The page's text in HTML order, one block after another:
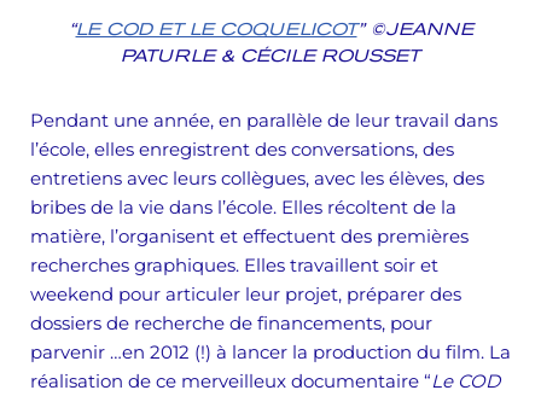
“LE COD ET LE COQUELICOT” ©JEANNE
PATURLE & CÉCILE ROUSSET
Pendant une année, en parallèle de leur travail dans
l’école, elles enregistrent des conversations, des
entretiens avec leurs collègues, avec les élèves, des
bribes de la vie dans l’école. Elles récoltent de la
matière, l’organisent et effectuent des premières
recherches graphiques. Elles travaillent soir et
weekend pour articuler leur projet, préparer des
dossiers de recherche de financements, pour
parvenir …en 2012 (!) à lancer la production du film. La
réalisation de ce merveilleux documentaire “Le COD